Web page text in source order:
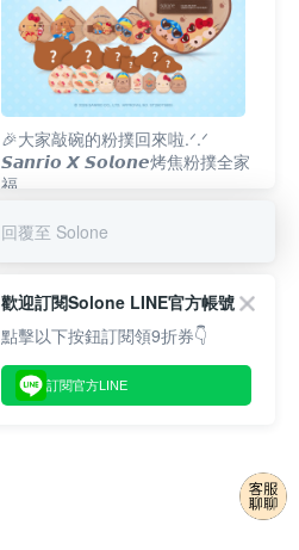
🎉大家敲碗的粉撲回來啦.ᐟ‪‪.ᐟ
𝙎𝙖𝙣𝙧𝙞𝙤 𝙓 𝙎𝙤𝙡𝙤𝙣𝙚烤焦粉撲全家
福
回覆至 Solone
歡迎訂閱Solone LINE官方帳號
點擊以下按鈕訂閱領9折券👇
訂閱官方LINE